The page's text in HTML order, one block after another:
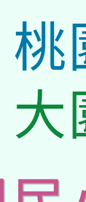
桃
大